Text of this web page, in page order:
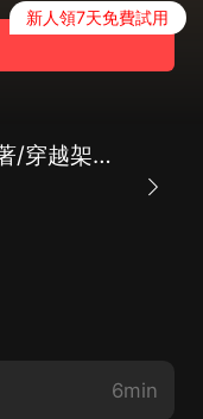
新人領7天免費試用
戰國魏武卒/酒中仙著/穿越架空/熱血軍事劇
6min